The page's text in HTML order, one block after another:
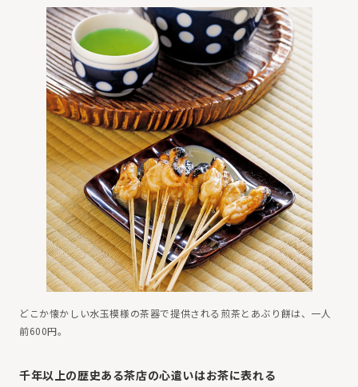
どこか懐かしい水玉模様の茶器で提供される煎茶とあぶり餅は、一人
前600円。
千年以上の歴史ある茶店の心遣いはお茶に表れる